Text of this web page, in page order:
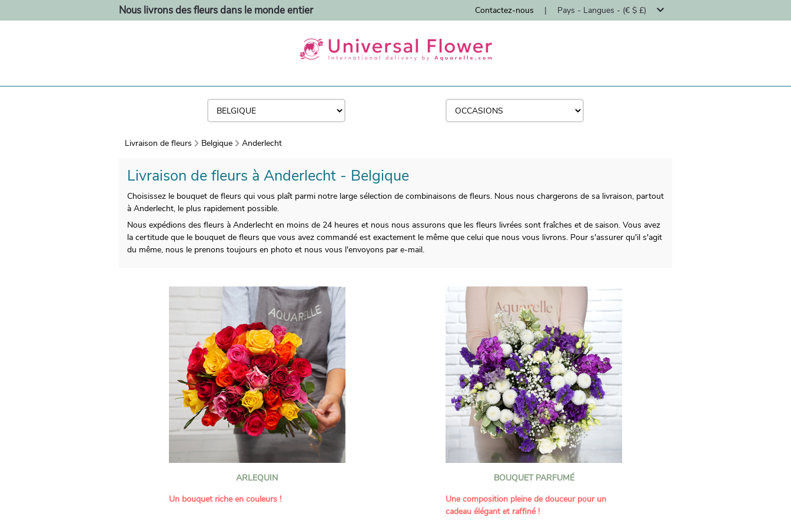
Nous livrons des fleurs dans le monde entier Contactez-nous | Pays - Langues - (€ $ £)
Livraison de fleurs Belgique Anderlecht
Livraison de fleurs à Anderlecht - Belgique
Choisissez le bouquet de fleurs qui vous plaît parmi notre large sélection de combinaisons de fleurs. Nous nous chargerons de sa livraison, partout
à Anderlecht, le plus rapidement possible.
Nous expédions des fleurs à Anderlecht en moins de 24 heures et nous nous assurons que les fleurs livrées sont fraîches et de saison. Vous avez
la certitude que le bouquet de fleurs que vous avez commandé est exactement le même que celui que nous vous livrons. Pour s'assurer qu'il s'agit
du même, nous le prenons toujours en photo et nous vous l'envoyons par e-mail.
ARLEQUIN
Un bouquet riche en couleurs !
BOUQUET PARFUMÉ
Une composition pleine de douceur pour un
cadeau élégant et raffiné !